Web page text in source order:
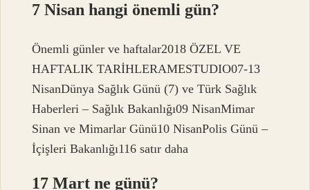
7 Nisan hangi önemli gün?
Önemli günler ve haftalar2018 ÖZEL VE ​​
HAFTALIK TARİHLERAMESTUDIO07-13
NisanDünya Sağlık Günü (7) ve Türk Sağlık
Haberleri – Sağlık Bakanlığı09 NisanMimar
Sinan ve Mimarlar Günü10 NisanPolis Günü –
İçişleri Bakanlığı116 satır daha
17 Mart ne günü?